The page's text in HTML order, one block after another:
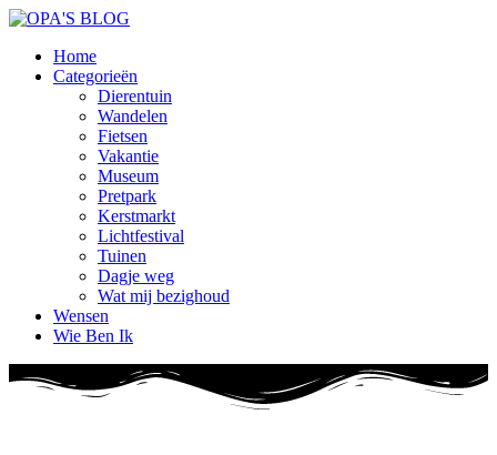
Home
Categorieën
Dierentuin
Wandelen
Fietsen
Vakantie
Museum
Pretpark
Kerstmarkt
Lichtfestival
Tuinen
Dagje weg
Wat mij bezighoud
Wensen
Wie Ben Ik